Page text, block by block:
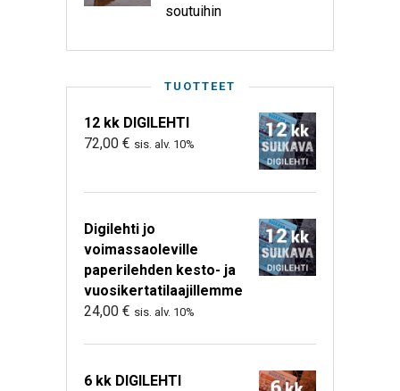
soutuihin
TUOTTEET
12 kk DIGILEHTI
72,00 € sis. alv. 10%
Digilehti jo
voimassaoleville
paperilehden kesto- ja
vuosikertatilaajillemme
24,00 € sis. alv. 10%
6 kk DIGILEHTI